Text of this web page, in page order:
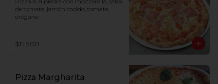
de tomate, jamón cocido, tomate,
orégano
$11.900
Pizza Margharita